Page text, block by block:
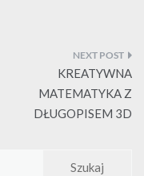
KREATYWNA
MATEMATYKA Z
DŁUGOPISEM 3D